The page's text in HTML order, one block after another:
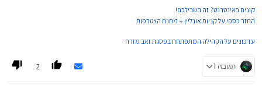
קונים באינטרנט? זה בשבילכם!
החזר כספי על קניות אונליין + מתנת הצטרפות
עדכונים על הקהילה המתפתחת בפסגת זאב מזרח
תגובה 1 2